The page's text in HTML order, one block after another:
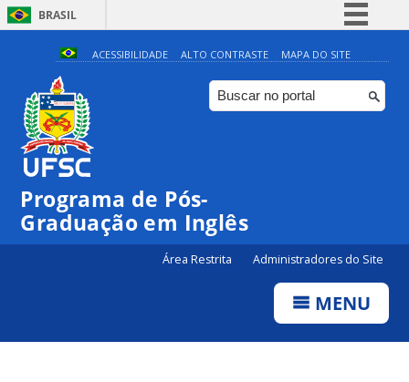
BRASIL
Simplifique!
Comunica BR
Participe
ACESSIBILIDADE ALTO CONTRASTE MAPA DO SITE
Programa de Pós-
Graduação em Inglês
Área Restrita Administradores do Site
MENU